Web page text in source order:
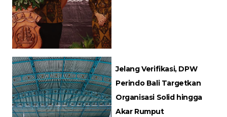
Jelang Verifikasi, DPW
Perindo Bali Targetkan
Organisasi Solid hingga
Akar Rumput